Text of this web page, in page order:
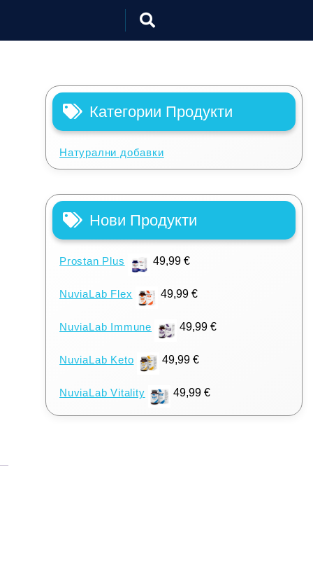
Категории Продукти
Натурални добавки
Нови Продукти
Prostan Plus 49,99 €
NuviaLab Flex 49,99 €
NuviaLab Immune 49,99€
NuviaLab Keto 49,99 €
NuviaLab Vitality 49,99 €